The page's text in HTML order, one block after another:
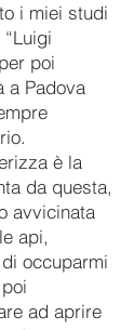
i miei studi
poi
a Padova
è la
da questa,
avvicinata
api,
occuparmi
ad aprire